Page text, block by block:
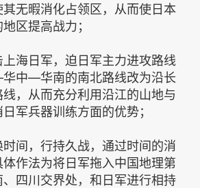
无暇消化占领区，从而使日本
区提高战力；
海日军，迫日军主力进攻路线
中—华南的南北路线改为沿长
，从而充分利用沿江的山地与
军兵器训练方面的优势；
间，行持久战，通过时间的消
作法为将日军拖入中国地理第
四川交界处，和日军进行相持